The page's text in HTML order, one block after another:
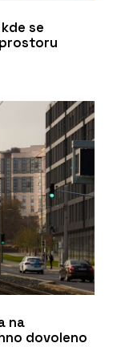
se
na
dovoleno